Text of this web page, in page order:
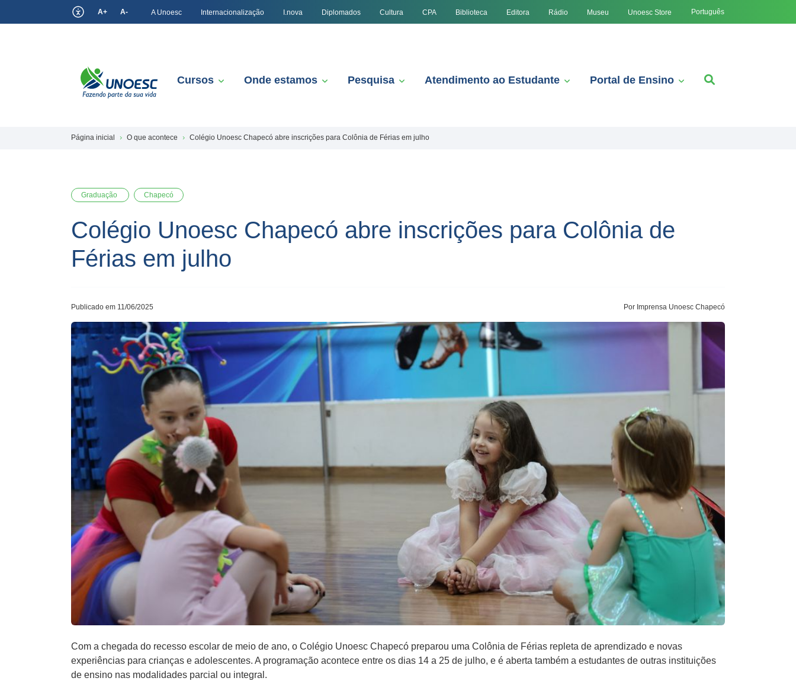
A+ A- A Unoesc Internacionalização I.nova Diplomados Cultura CPA Biblioteca Editora Rádio Museu Unoesc Store Português
Cursos Onde estamos Pesquisa Atendimento ao Estudante Portal de Ensino
Página inicial O que acontece Colégio Unoesc Chapecó abre inscrições para Colônia de Férias em julho
Graduação Chapecó
Colégio Unoesc Chapecó abre inscrições para Colônia de
Férias em julho
Publicado em 11/06/2025 Por Imprensa Unoesc Chapecó
Com a chegada do recesso escolar de meio de ano, o Colégio Unoesc Chapecó preparou uma Colônia de Férias repleta de aprendizado e novas
experiências para crianças e adolescentes. A programação acontece entre os dias 14 a 25 de julho, e é aberta também a estudantes de outras instituições
de ensino nas modalidades parcial ou integral.